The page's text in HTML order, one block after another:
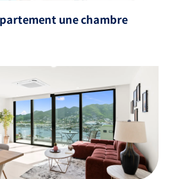
une chambre